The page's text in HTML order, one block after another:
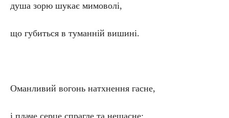
душа зорю шукає мимоволі,
що губиться в туманній вишині.
Оманливий вогонь натхнення гасне,
і плаче серце спрагле та нещасне: